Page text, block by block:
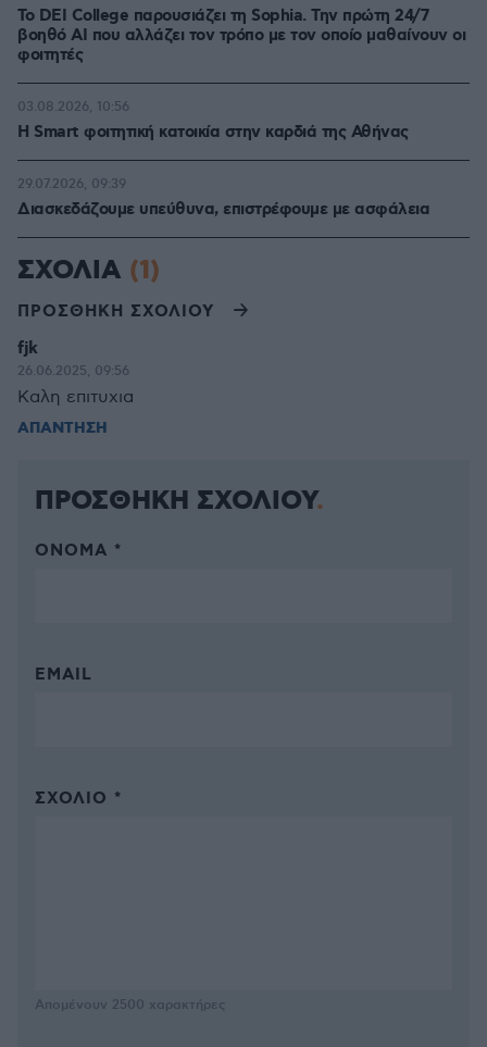
Το DEI College παρουσιάζει τη Sophia. Την πρώτη 24/7
βοηθό AI που αλλάζει τον τρόπο με τον οποίο μαθαίνουν οι
φοιτητές
Η Smart φοιτητική κατοικία στην καρδιά της Αθήνας
03.08.2026, 10:56
Διασκεδάζουμε υπεύθυνα, επιστρέφουμε με ασφάλεια
29.07.2026, 09:39
ΣΧΟΛΙΑ (1)
ΠΡΟΣΘΗΚΗ ΣΧΟΛΙΟΥ
fjk
26.06.2025, 09:56
Καλη επιτυχια
ΑΠΑΝΤΗΣΗ
ΠΡΟΣΘΗΚΗ ΣΧΟΛΙΟΥ
ΌΝΟΜΑ *
EMAIL
ΣΧΌΛΙΟ *
Απομένουν 2500 χαρακτήρες